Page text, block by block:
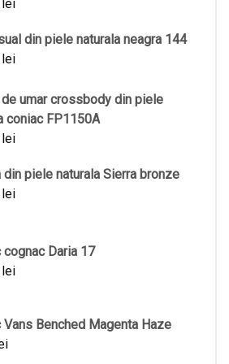
lei
din piele naturala neagra 144
lei
de umar crossbody din piele
coniac FP1150A
lei
din piele naturala Sierra bronze
lei
cognac Daria 17
lei
Vans Benched Magenta Haze